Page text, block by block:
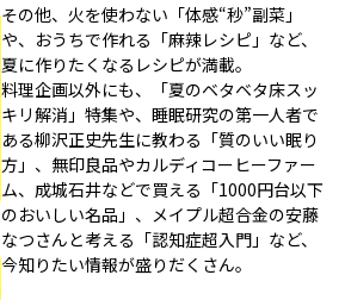
その他、火を使わない「体感“秒”副菜」
や、おうちで作れる「麻辣レシピ」など、
夏に作りたくなるレシピが満載。
料理企画以外にも、「夏のベタベタ床スッ
キリ解消」特集や、睡眠研究の第一人者で
ある柳沢正史先生に教わる「質のいい眠り
方」、無印良品やカルディコーヒーファー
ム、成城石井などで買える「1000円台以下
のおいしい名品」、メイプル超合金の安藤
なつさんと考える「認知症超入門」など、
今知りたい情報が盛りだくさん。